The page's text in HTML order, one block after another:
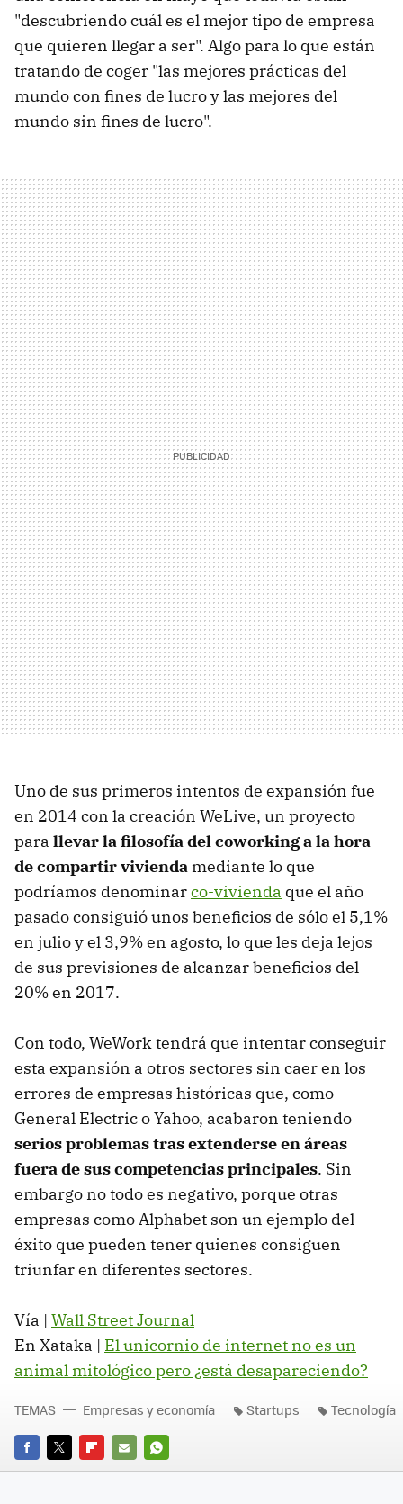
"descubriendo cuál es el mejor tipo de empresa
que quieren llegar a ser". Algo para lo que están
tratando de coger "las mejores prácticas del
mundo con fines de lucro y las mejores del
mundo sin fines de lucro".
Uno de sus primeros intentos de expansión fue
en 2014 con la creación WeLive, un proyecto
para llevar la filosofía del coworking a la hora
de compartir vivienda mediante lo que
podríamos denominarco-vivienda que el año
pasado consiguió unos beneficios de sólo el 5,1%
en julio y el 3,9% en agosto, lo que les deja lejos
de sus previsiones de alcanzar beneficios del
20% en 2017.
Con todo, WeWork tendrá que intentar conseguir
esta expansión a otros sectores sin caer en los
errores de empresas históricas que, como
General Electric o Yahoo, acabaron teniendo
serios problemas tras extenderse en áreas
fuera de sus competencias principales. Sin
embargo no todo es negativo, porque otras
empresas como Alphabet son un ejemplo del
éxito que pueden tener quienes consiguen
triunfar en diferentes sectores.
Vía | Wall Street Journal
En Xataka | El unicornio de internet no es un
animal mitológico pero ¿está desapareciendo?
FACEBOOK
TWITTERFLIPBOARD
E-
WHATSAPP
TEMAS Empresas y economía Startups Tecnología